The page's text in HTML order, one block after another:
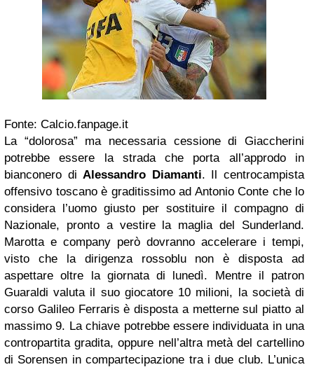
Fonte: Calcio.fanpage.it
La “dolorosa” ma necessaria cessione di Giaccherini
potrebbe essere la strada che porta all’approdo in
bianconero diAlessandro Diamanti. Il centrocampista
offensivo toscano è graditissimo ad Antonio Conte che lo
considera l’uomo giusto per sostituire il compagno di
Nazionale, pronto a vestire la maglia del Sunderland.
Marotta e company però dovranno accelerare i tempi,
visto che la dirigenza rossoblu non è disposta ad
aspettare oltre la giornata di lunedì. Mentre il patron
Guaraldi valuta il suo giocatore 10 milioni, la società di
corso Galileo Ferraris è disposta a metterne sul piatto al
massimo 9. La chiave potrebbe essere individuata in una
contropartita gradita, oppure nell’altra metà del cartellino
di Sorensen in compartecipazione tra i due club. L’unica